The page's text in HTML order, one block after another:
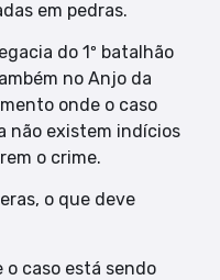
em pedras.
do 1º batalhão
no Anjo da
onde o caso
não existem indícios
o crime.
o que deve
caso está sendo